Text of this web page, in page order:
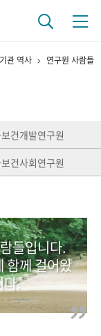
자들
영상 기록물
기관 역사 연구원 사람들
건개발연구원
건사회연구원
들입니다.
함께 걸어왔
다.